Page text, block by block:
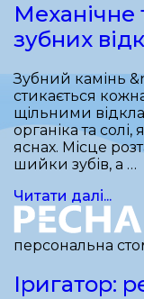
Механічне
зубних
Зубний камінь
стикається
щільними
органіка та
яснах. Місце
шийки зубів, а …
Читати далі...
персональна
Іригатор: